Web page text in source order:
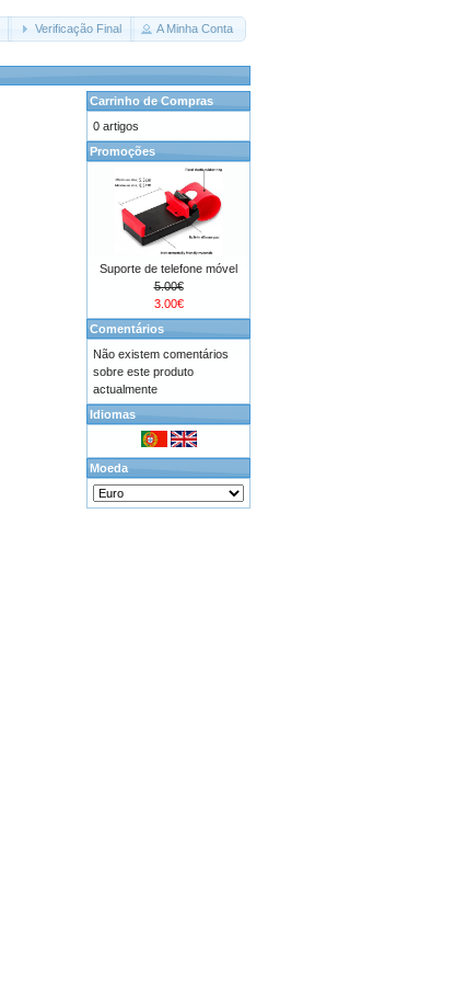
Verificação Final A Minha Conta
Carrinho de Compras
0 artigos
Promoções
Suporte de telefone móvel
5.00€
3.00€
Comentários
Não existem comentários
sobre este produto
actualmente
Idiomas
Moeda